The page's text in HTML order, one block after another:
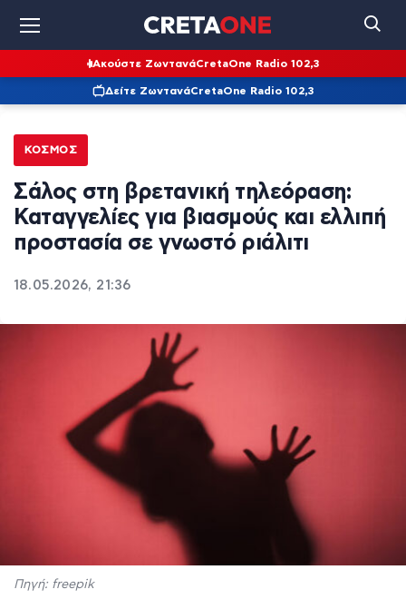
Ακούστε ΖωντανάCretaOne Radio 102,3
Δείτε ΖωντανάCretaOne Radio 102,3
ΚΌΣΜΟΣ
Σάλος στη βρετανική τηλεόραση:
Καταγγελίες για βιασμούς και ελλιπή
προστασία σε γνωστό ριάλιτι
18.05.2026, 21:36
Πηγή: freepik